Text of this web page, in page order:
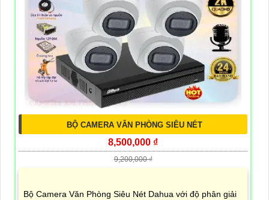
BỘ CAMERA VĂN PHÒNG SIÊU NÉT
8,500,000 ₫
9,200,000 ₫
Bộ Camera Văn Phòng Siêu Nét Dahua với độ phân giải